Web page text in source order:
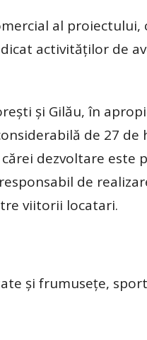
al proiectului,
activităților de
și Gilău, în
de 27 de
dezvoltare este
de
viitorii locatari.
și frumusețe,